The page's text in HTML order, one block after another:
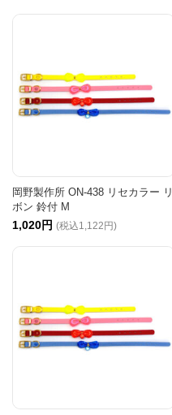
岡野製作所 ON-438 リセカラー リ
ボン 鈴付 M
1,020円 (税込1,122円)